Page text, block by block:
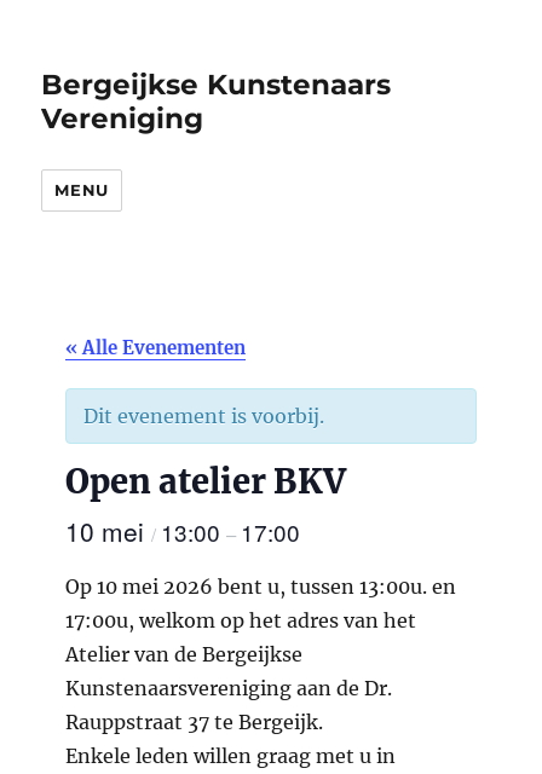
Bergeijkse Kunstenaars
Vereniging
MENU
« Alle Evenementen
Dit evenement is voorbij.
Open atelier BKV
10 mei/ 13:00– 17:00
Op 10 mei 2026 bent u, tussen 13:00u. en
17:00u, welkom op het adres van het
Atelier van de Bergeijkse
Kunstenaarsvereniging aan de Dr.
Rauppstraat 37 te Bergeijk.
Enkele leden willen graag met u in